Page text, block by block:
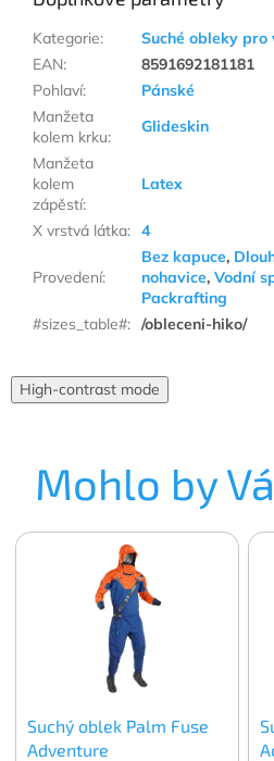
Kategorie:
Suché obleky
EAN:
8591692181181
Pohlaví:
Pánské
Manžeta
kolem krku:
Glideskin
Manžeta
kolem
zápěstí:
Latex
X vrstvá látka: 4
Provedení:
Bez kapuce,
nohavice, Vodní
Packrafting
#sizes_table#: /obleceni-hiko/
High-contrast mode
Mohlo by
Suchý oblek Palm Fuse
Adventure